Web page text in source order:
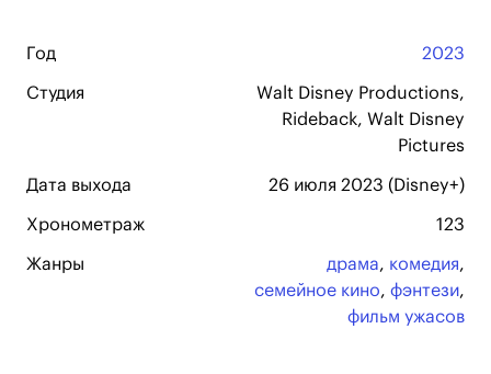
Год 2023
Студия
Walt Disney Productions,
Rideback, Walt Disney
Pictures
Дата выхода 26 июля 2023 (Disney+)
Хронометраж 123
Жанры драма, комедия,
семейное кино, фэнтези,
фильм ужасов